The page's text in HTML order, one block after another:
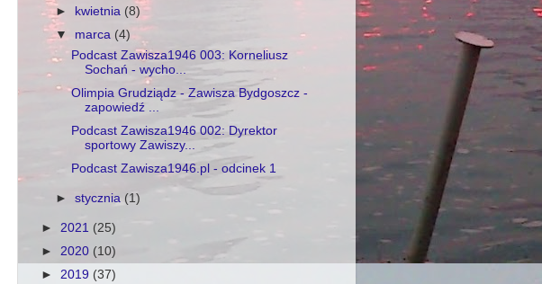
►
kwietnia (8)
▼ marca (4)
Podcast Zawisza1946 003: Korneliusz
Sochań - wycho...
Olimpia Grudziądz - Zawisza Bydgoszcz -
zapowiedź ...
Podcast Zawisza1946 002: Dyrektor
sportowy Zawiszy...
Podcast Zawisza1946.pl - odcinek 1
►stycznia (1)
► 2021 (25)
► 2020 (10)
► 2019 (37)